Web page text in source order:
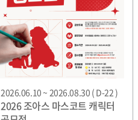
2026.06.10 ~ 2026.08.30 ( D-22 )
2026 조아스 마스코트 캐릭터